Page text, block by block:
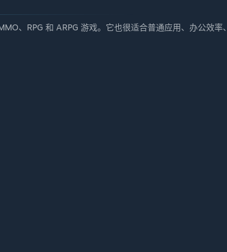
、RPG 和 ARPG 游戏。它也很适合普通应用、办公效率、